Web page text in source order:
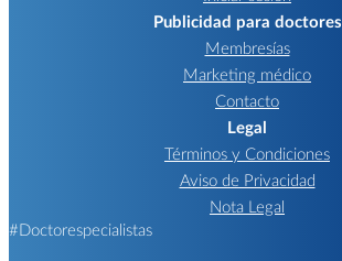
Publicidad para doctores
Membresías
Marketing médico
Contacto
Legal
Términos y Condiciones
Aviso de Privacidad
Nota Legal
#Doctorespecialistas